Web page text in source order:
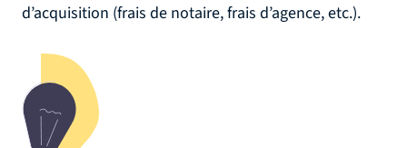
d’acquisition (frais de notaire, frais d’agence, etc.).